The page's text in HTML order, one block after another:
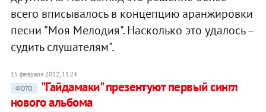
всего вписывалось в концепцию аранжировки
песни "Моя Мелодия". Насколько это удалось –
судить слушателям".
15 февраля 2012, 11:24
ФОТО
"Гайдамаки" презентуют первый сингл
нового альбома